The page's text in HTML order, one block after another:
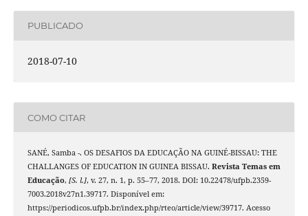
PUBLICADO
2018-07-10
COMO CITAR
SANÉ, Samba -. OS DESAFIOS DA EDUCAÇÃO NA GUINÉ-BISSAU: THE
CHALLANGES OF EDUCATION IN GUINEA BISSAU. Revista Temas em
Educação, [S. l.], v. 27, n. 1, p. 55–77, 2018. DOI: 10.22478/ufpb.2359-
7003.2018v27n1.39717. Disponível em:
https://periodicos.ufpb.br/index.php/rteo/article/view/39717. Acesso